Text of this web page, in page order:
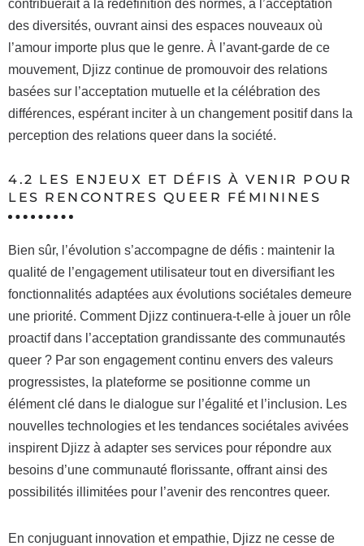
contribuerait à la redéfinition des normes, à l’acceptation
des diversités, ouvrant ainsi des espaces nouveaux où
l’amour importe plus que le genre. À l’avant-garde de ce
mouvement, Djizz continue de promouvoir des relations
basées sur l’acceptation mutuelle et la célébration des
différences, espérant inciter à un changement positif dans la
perception des relations queer dans la société.
4.2 LES ENJEUX ET DÉFIS À VENIR POUR
LES RENCONTRES QUEER FÉMININES
Bien sûr, l’évolution s’accompagne de défis : maintenir la
qualité de l’engagement utilisateur tout en diversifiant les
fonctionnalités adaptées aux évolutions sociétales demeure
une priorité. Comment Djizz continuera-t-elle à jouer un rôle
proactif dans l’acceptation grandissante des communautés
queer ? Par son engagement continu envers des valeurs
progressistes, la plateforme se positionne comme un
élément clé dans le dialogue sur l’égalité et l’inclusion. Les
nouvelles technologies et les tendances sociétales avivées
inspirent Djizz à adapter ses services pour répondre aux
besoins d’une communauté florissante, offrant ainsi des
possibilités illimitées pour l’avenir des rencontres queer.
En conjuguant innovation et empathie, Djizz ne cesse de